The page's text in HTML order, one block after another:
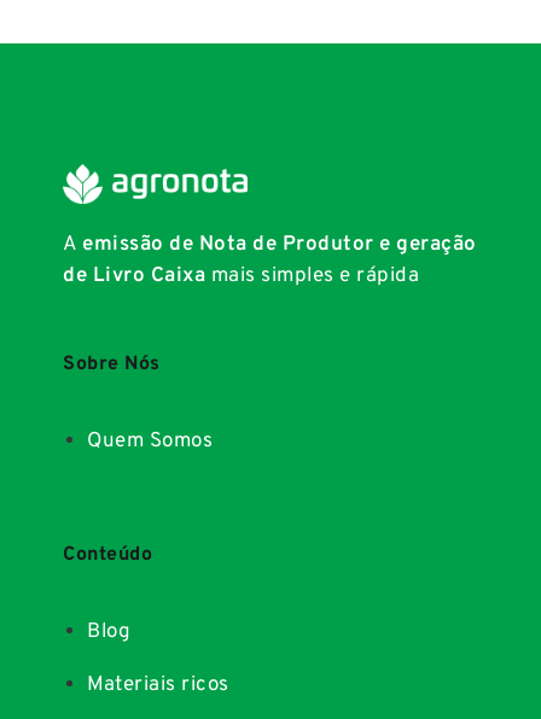
Aemissão de Nota de Produtor e geração
de Livro Caixa mais simples e rápida
Sobre Nós
Quem Somos
Conteúdo
Blog
Materiais ricos